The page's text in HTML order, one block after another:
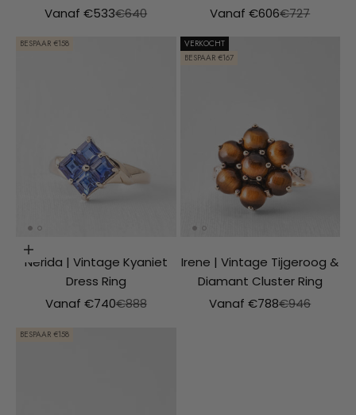
Solitair Ring
Aanbiedingsprijs
Vanaf €533Normale prijs
€640
Solitaire Ring
Aanbiedingsprijs
Vanaf €606Normale prijs
€727
BESPAAR €158
Opties kiezen
Nerida | Vintage Kyaniet
Dress Ring
Aanbiedingsprijs
Vanaf €740Normale prijs
€888
VERKOCHT
BESPAAR €167
Irene | Vintage Tijgeroog &
Diamant Cluster Ring
Aanbiedingsprijs
Vanaf €788Normale prijs
€946
BESPAAR €158